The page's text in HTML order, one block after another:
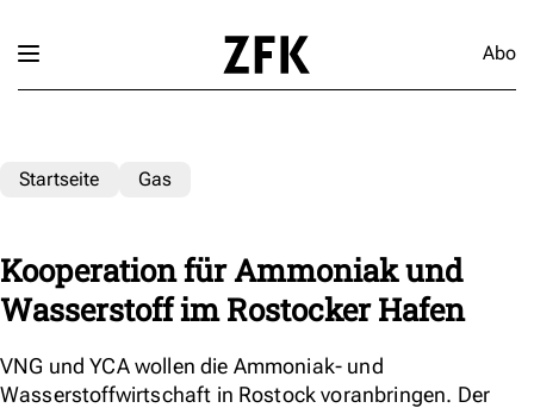
Abo
Startseite Gas
Kooperation für Ammoniak und
Wasserstoff im Rostocker Hafen
VNG und YCA wollen die Ammoniak- und
Wasserstoffwirtschaft in Rostock voranbringen. Der